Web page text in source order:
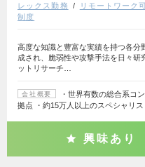
レックス勤務
リモートワーク
制度
高度な知識と豊富な実績を持つ各分
成され、脆弱性や攻撃手法を日々研
ットリサーチ…
会社概要
・世界有数の総合系コ
拠点 ・約15万人以上のスペシャリ
興味あり